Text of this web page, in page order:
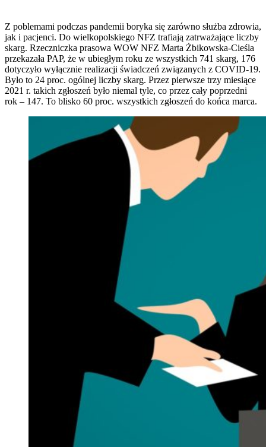
Z poblemami podczas pandemii boryka się zarówno służba zdrowia,
jak i pacjenci. Do wielkopolskiego NFZ trafiają zatrważające liczby
skarg. Rzeczniczka prasowa WOW NFZ Marta Żbikowska-Cieśla
przekazała PAP, że w ubiegłym roku ze wszystkich 741 skarg, 176
dotyczyło wyłącznie realizacji świadczeń związanych z COVID-19.
Było to 24 proc. ogólnej liczby skarg. Przez pierwsze trzy miesiące
2021 r. takich zgłoszeń było niemal tyle, co przez cały poprzedni
rok – 147. To blisko 60 proc. wszystkich zgłoszeń do końca marca.